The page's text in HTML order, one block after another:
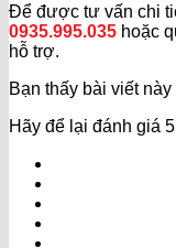
Để được tư vấn chi
0935.995.035 hoặc
hỗ trợ.
Bạn thấy bài viết
Hãy để lại đánh giá